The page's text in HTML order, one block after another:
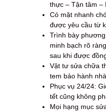
thực – Tận tâm –
Có mặt nhanh
được yêu cầu từ
Trình bày
minh bạch rõ
sau khi được
Vật tư sửa chữa
tem bảo hành
Phục vụ 24/24:
tết cũng không
Mọi hạng mục